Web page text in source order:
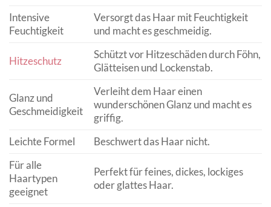
Intensive
Feuchtigkeit
Versorgt das Haar mit Feuchtigkeit
und macht es geschmeidig.
Hitzeschutz
Schützt vor Hitzeschäden durch Föhn,
Glätteisen und Lockenstab.
Glanz und
Geschmeidigkeit
Verleiht dem Haar einen
wunderschönen Glanz und macht es
griffig.
Leichte Formel
Beschwert das Haar nicht.
Für alle
Haartypen
geeignet
Perfekt für feines, dickes, lockiges
oder glattes Haar.